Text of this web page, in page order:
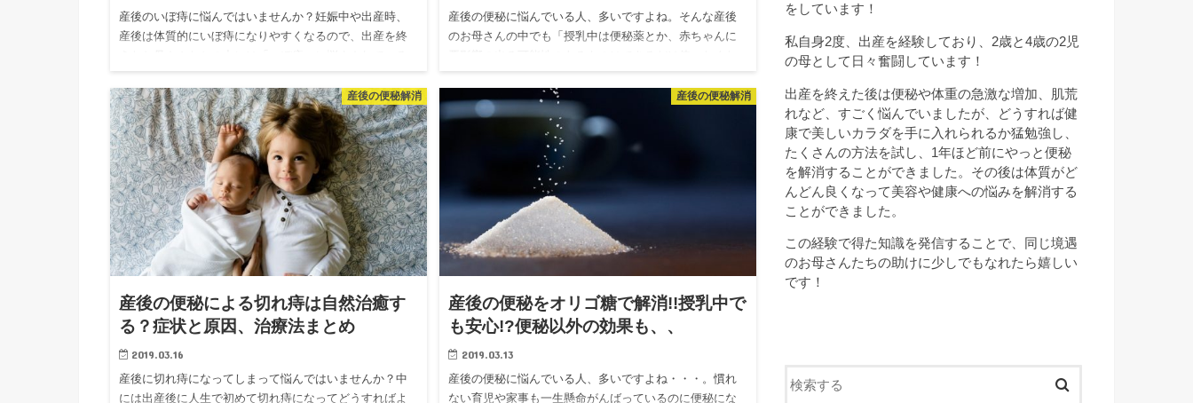
産後のいぼ痔に悩んではいませんか？妊娠中や出産時、
産後は体質的にいぼ痔になりやすくなるので、出産を終
けどどう対処すればい…
産後の便秘に悩んでいる人、多いですよね。そんな産後
のお母さんの中でも「授乳中は便秘薬とか、赤ちゃんに
っている人も多いので…
産後の便秘解消
産後の便秘による切れ痔は自然治癒す
る？症状と原因、治療法まとめ
2019.03.16
産後に切れ痔になってしまって悩んではいませんか？中
には出産後に人生で初めて切れ痔になってどうすればよ
産後の便秘解消
産後の便秘をオリゴ糖で解消!!授乳中で
も安心!?便秘以外の効果も、、
2019.03.13
産後の便秘に悩んでいる人、多いですよね・・・。慣れ
ない育児や家事も一生懸命がんばっているのに便秘にな
をしています！
私自身2度、出産を経験しており、2歳と4歳の2児
の母として日々奮闘しています！
出産を終えた後は便秘や体重の急激な増加、肌荒
れなど、すごく悩んでいましたが、どうすれば健
康で美しいカラダを手に入れられるか猛勉強し、
たくさんの方法を試し、1年ほど前にやっと便秘
を解消することができました。その後は体質がど
んどん良くなって美容や健康への悩みを解消する
ことができました。
この経験で得た知識を発信することで、同じ境遇
のお母さんたちの助けに少しでもなれたら嬉しい
です！